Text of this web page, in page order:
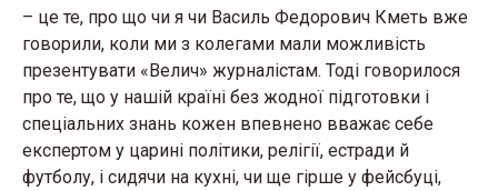
– це те, про що чи я чи Василь Федорович Кметь вже
говорили, коли ми з колегами мали можливість
презентувати «Велич» журналістам. Тоді говорилося
про те, що у нашій країні без жодної підготовки і
спеціальних знань кожен впевнено вважає себе
експертом у царині політики, релігії, естради й
футболу, і сидячи на кухні, чи ще гірше у фейсбуці,